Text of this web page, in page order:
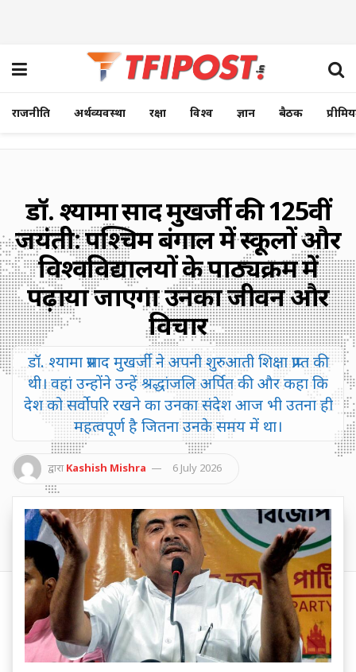
राजनीति अर्थव्यवस्था रक्षा विश्व ज्ञान बैठक
डॉ. श्यामा प्रसाद मुखर्जी की 125वीं
जयंती: पश्चिम बंगाल में स्कूलों और
विश्वविद्यालयों के पाठ्यक्रम में
पढ़ाया जाएगा उनका जीवन और
विचार
डॉ. श्यामा प्रसाद मुखर्जी ने अपनी शुरुआती शिक्षा प्राप्त की
थी। वहां उन्होंने उन्हें श्रद्धांजलि अर्पित की और कहा कि
देश को सर्वोपरि रखने का उनका संदेश आज भी उतना ही
महत्वपूर्ण है जितना उनके समय में था।
द्वारा Kashish Mishra 6 July 2026